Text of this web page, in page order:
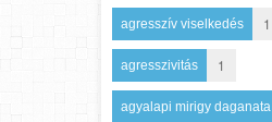
agresszív viselkedés 1
agresszivitás 1
agyalapi mirigy daganata